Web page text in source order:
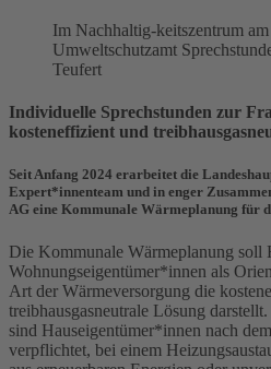
Im Nachhaltig-keitszentrum
Umweltschutzamt
Teufert
Individuelle Sprechstunden zur
kosteneffizient und
Seit Anfang 2024 erarbeitet die
Expert*innenteam und in enger
AG eine Kommunale Wärmeplanung für
Die Kommunale Wärmeplanung soll
Wohnungseigentümer*innen als
Art der Wärmeversorgung die
treibhausgasneutrale Lösung
sind Hauseigentümer*innen nach
verpflichtet, bei einem